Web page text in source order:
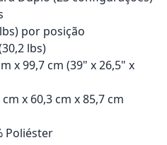
por posição
lbs)
x 99,7 cm (39" x 26,5" x
x 60,3 cm x 85,7 cm
Poliéster